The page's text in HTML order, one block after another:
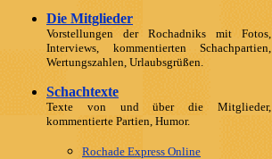
Die Mitglieder
Vorstellungen der Rochadniks mit Fotos,
Interviews, kommentierten Schachpartien,
Wertungszahlen, Urlaubsgrüßen.
Schachtexte
Texte von und über die Mitglieder,
kommentierte Partien, Humor.
Rochade Express Online